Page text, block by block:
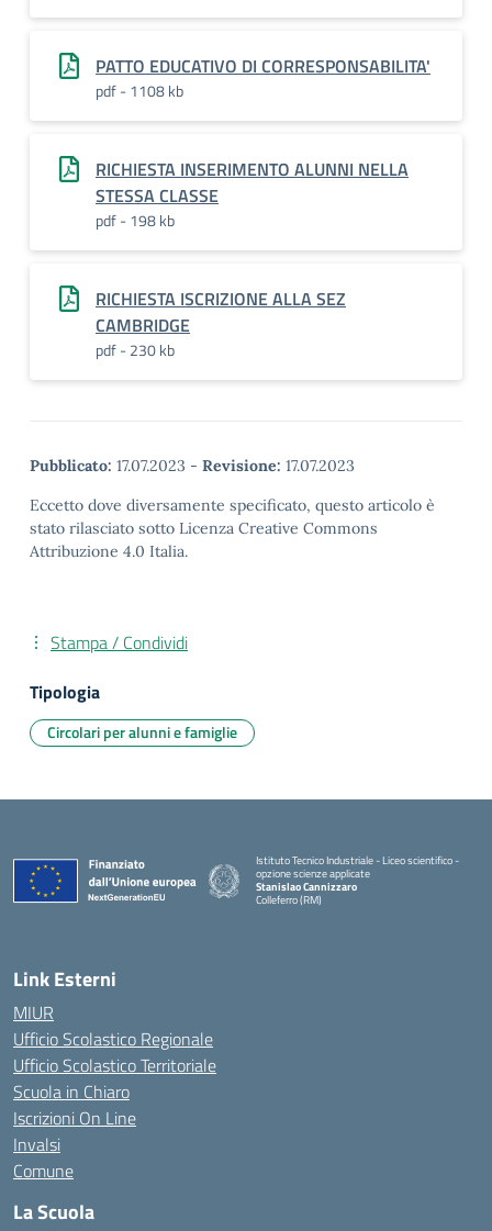
PATTO EDUCATIVO DI CORRESPONSABILITA'
pdf - 1108 kb
RICHIESTA INSERIMENTO ALUNNI NELLA
STESSA CLASSE
pdf - 198 kb
RICHIESTA ISCRIZIONE ALLA SEZ
CAMBRIDGE
pdf - 230 kb
Pubblicato: 17.07.2023 - Revisione: 17.07.2023
Eccetto dove diversamente specificato, questo articolo è
stato rilasciato sotto Licenza Creative Commons
Attribuzione 4.0 Italia.
Stampa / Condividi
Tipologia
Circolari per alunni e famiglie
Istituto Tecnico Industriale - Liceo scientifico -
opzione scienze applicate
Stanislao Cannizzaro
Colleferro (RM)
Link Esterni
MIUR
Ufficio Scolastico Regionale
Ufficio Scolastico Territoriale
Scuola in Chiaro
Iscrizioni On Line
Invalsi
Comune
La Scuola